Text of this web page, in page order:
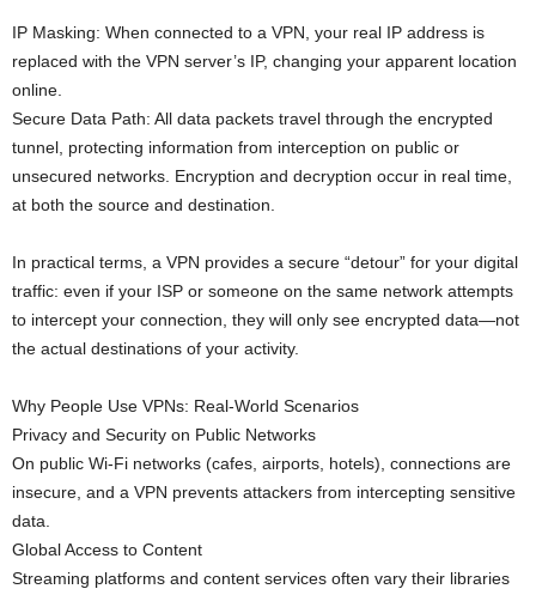
IP Masking: When connected to a VPN, your real IP address is
replaced with the VPN server’s IP, changing your apparent location
online.
Secure Data Path: All data packets travel through the encrypted
tunnel, protecting information from interception on public or
unsecured networks. Encryption and decryption occur in real time,
at both the source and destination.
In practical terms, a VPN provides a secure “detour” for your digital
traffic: even if your ISP or someone on the same network attempts
to intercept your connection, they will only see encrypted data—not
the actual destinations of your activity.
Why People Use VPNs: Real-World Scenarios
Privacy and Security on Public Networks
On public Wi-Fi networks (cafes, airports, hotels), connections are
insecure, and a VPN prevents attackers from intercepting sensitive
data.
Global Access to Content
Streaming platforms and content services often vary their libraries